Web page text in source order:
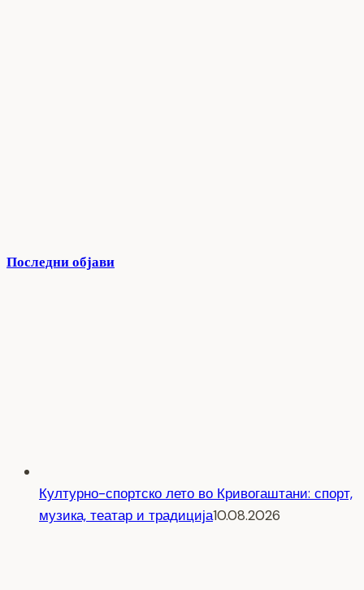
Последни објави
Културно-спортско лето во Кривогаштани: спорт,
музика, театар и традиција10.08.2026